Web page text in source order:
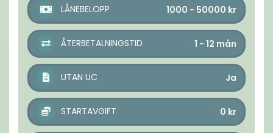
LÅNEBELOPP 1000 - 50000 kr
ÅTERBETALNINGSTID 1 - 12 mån
UTAN UC Ja
STARTAVGIFT 0 kr